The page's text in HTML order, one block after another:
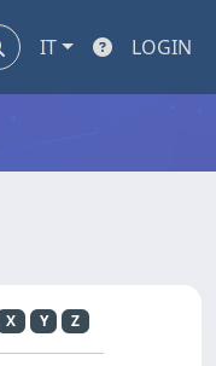
IT LOGIN
X Y Z